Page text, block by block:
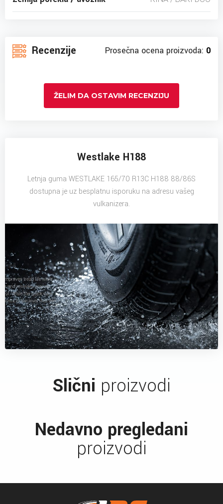
Recenzije Prosečna ocena proizvoda: 0
ŽELIM DA OSTAVIM RECENZIJU
Westlake H188
Letnja guma WESTLAKE 165/70 R13C H188 88/86S
dostupna je uz besplatnu isporuku na adresu vašeg
vulkanizera.
Slični proizvodi
Nedavno pregledani
proizvodi